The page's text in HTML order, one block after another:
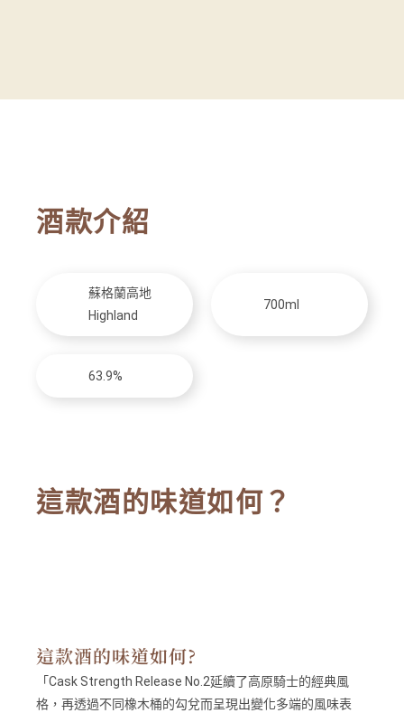
酒款介紹
蘇格蘭高地
Highland
700ml
63.9%
這款酒的味道如何？
這款酒的味道如何?
「Cask Strength Release No.2延續了高原騎士的經典風
格，再透過不同橡木桶的勾兌而呈現出變化多端的風味表